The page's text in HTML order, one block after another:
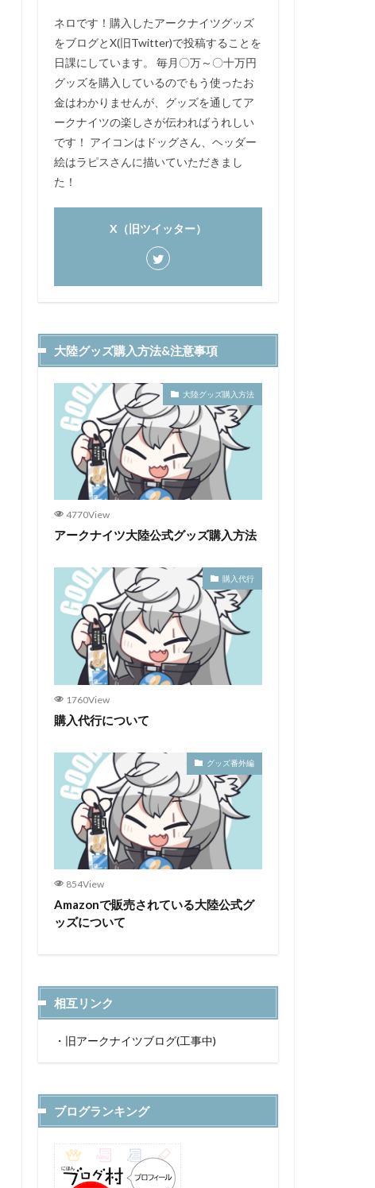
ネロです！購入したアークナイツグッズ
をブログとX(旧Twitter)で投稿することを
日課にしています。 毎月〇万～〇十万円
グッズを購入しているのでもう使ったお
金はわかりませんが、グッズを通してア
ークナイツの楽しさが伝わればうれしい
です！ アイコンはドッグさん、ヘッダー
絵はラピスさんに描いていただきまし
た！
X（旧ツイッター）
大陸グッズ購入方法&注意事項
大陸グッズ購入方法
4770View
アークナイツ大陸公式グッズ購入方法
購入代行
1760View
購入代行について
グッズ番外編
854View
Amazonで販売されている大陸公式グ
ッズについて
相互リンク
・ 旧アークナイツブログ(工事中)
ブログランキング